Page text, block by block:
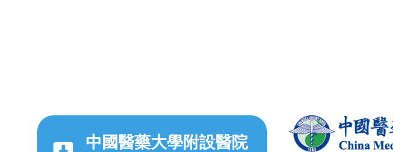
中國醫藥大學附設醫院